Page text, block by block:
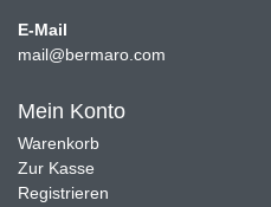
E-Mail
mail@bermaro.com
Mein Konto
Warenkorb
Zur Kasse
Registrieren